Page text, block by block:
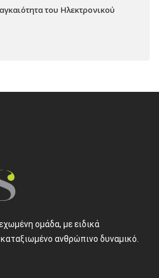
του Ηλεκτρονικού
ομάδα, με ειδικά
ανθρώπινο δυναμικό.